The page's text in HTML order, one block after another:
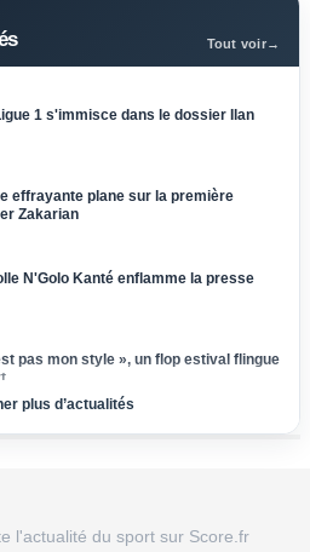
Tout voir→
1 s'immisce dans le dossier Ilan
effrayante plane sur la première
Zakarian
N'Golo Kanté enflamme la presse
pas mon style », un flop estival flingue
déjà validés, le coach de Pau
!
plus d’actualités
l'actualité du sport sur Score.fr